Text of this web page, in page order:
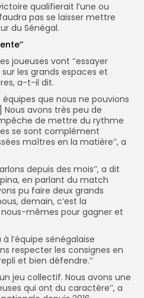
qualifierait l’une ou
pas se laisser mettre
du Sénégal.
joueuses vont ‘’essayer
sur les grands espaces et
a-t-il dit.
que nous ne pouvions
avons très peu de
de mettre du rythme
se sont complément
maîtres en la matière’’, a
depuis des mois’’, a dit
en parlant du match
pu faire deux grands
demain, c’est la
mêmes pour gagner et
l’équipe sénégalaise
respecter les consignes en
et bien défendre.’’
jeu collectif. Nous avons une
qui ont du caractère’’, a